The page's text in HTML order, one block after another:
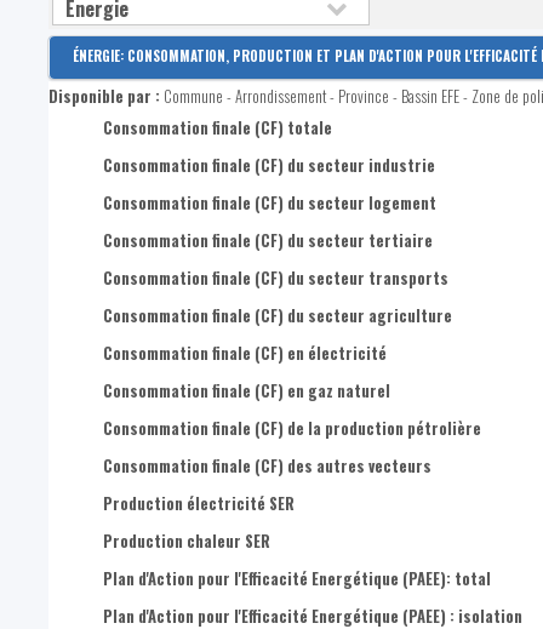
ÉNERGIE: CONSOMMATION, PRODUCTION ET PLAN D'ACTION POUR L'EFFICACITÉ
Disponible par : Commune - Arrondissement - Province - Bassin EFE - Zone de
Consommation finale (CF) totale
Consommation finale (CF) du secteur industrie
Consommation finale (CF) du secteur logement
Consommation finale (CF) du secteur tertiaire
Consommation finale (CF) du secteur transports
Consommation finale (CF) du secteur agriculture
Consommation finale (CF) en électricité
Consommation finale (CF) en gaz naturel
Consommation finale (CF) de la production pétrolière
Consommation finale (CF) des autres vecteurs
Production électricité SER
Production chaleur SER
Plan d'Action pour l'Efficacité Energétique (PAEE): total
Plan d'Action pour l'Efficacité Energétique (PAEE) : isolation